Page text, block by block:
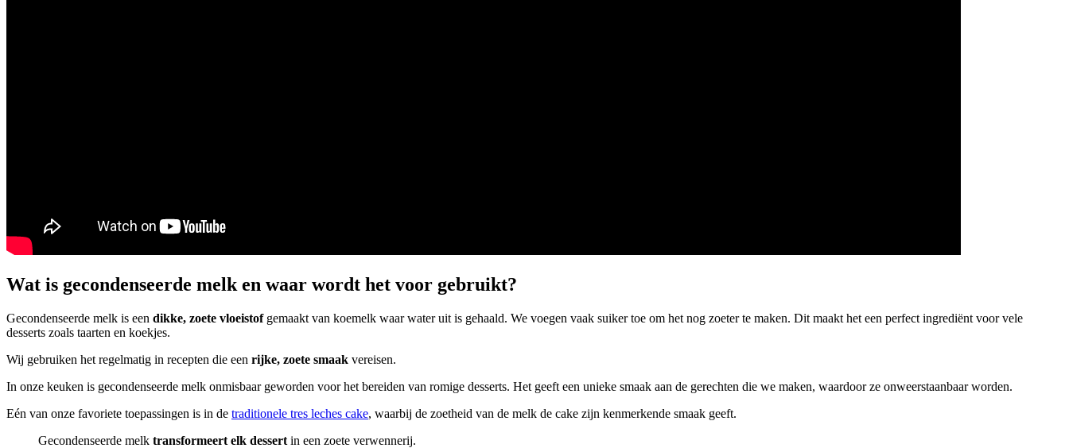
Wat is gecondenseerde melk en waar wordt het voor gebruikt?
Gecondenseerde melk is een dikke, zoete vloeistofgemaakt van koemelk waar water uit is gehaald. We voegen vaak suiker toe om het nog zoeter te maken. Dit maakt het een perfect ingrediënt voor vele
desserts zoals taarten en koekjes.
Wij gebruiken het regelmatig in recepten die een rijke, zoete smaak vereisen.
In onze keuken is gecondenseerde melk onmisbaar geworden voor het bereiden van romige desserts. Het geeft een unieke smaak aan de gerechten die we maken, waardoor ze onweerstaanbaar worden.
Eén van onze favoriete toepassingen is in de traditionele tres leches cake, waarbij de zoetheid van de melk de cake zijn kenmerkende smaak geeft.
Gecondenseerde melk transformeert elk dessert in een zoete verwennerij.